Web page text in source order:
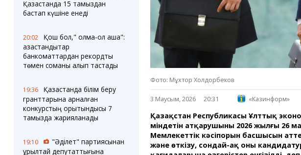
Соққылар
Аптаның коллажы
Ешкин жұлдыз
жорамалы
Тығындар
Қарағанды Картасы
Ұйымдар
Менің учаскелік
Жолдарды жабу
Теміртау
Балқаш
Жезқазған
Фото
Бейне
3D туры
Қызметтер
КӨЛІК КЕСТЕСІ
Автобус
Төтенше
қызметі
Компаниялар
Шиналарды
Қазақстанда 15 тамыздан
бастап күшіне енеді
20:02
Қош бол," қолма-қол ақша":
қазақстандықтар
банкоматтардан рекордтық
төмен соманы алып тастады
19:36
Қазақстанда білім беру
гранттарына арналған
конкурстың қорытындысы 7
тамызда жарияланады
19:10
"Әділет" партиясынан
құрылтай депутаттығына
Фото: Мұхтор Холдорбеков
3 Маусым, 2026 20:31 «Казинформ»
Қазақстан Республикасы Ұлттық
міндетін атқарушының 2026 жылғы 26
Мемлекеттік кәсіпорын басшысын
және өткізу, сондай-ақ оның